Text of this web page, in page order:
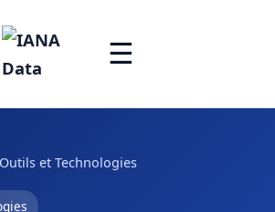
☰
Outils et Technologies